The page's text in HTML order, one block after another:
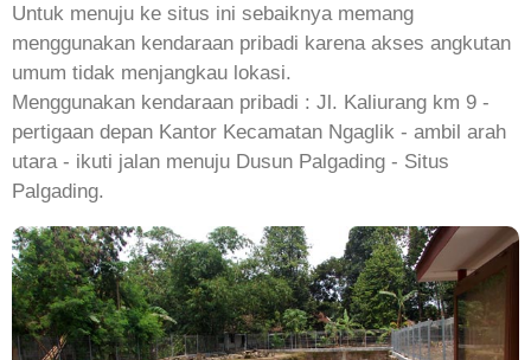
Untuk menuju ke situs ini sebaiknya memang
menggunakan kendaraan pribadi karena akses angkutan
umum tidak menjangkau lokasi.
Menggunakan kendaraan pribadi : Jl. Kaliurang km 9 -
pertigaan depan Kantor Kecamatan Ngaglik - ambil arah
utara - ikuti jalan menuju Dusun Palgading - Situs
Palgading.